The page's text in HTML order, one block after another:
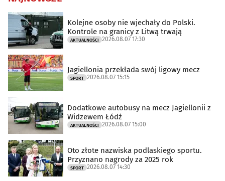
Kolejne osoby nie wjechały do Polski.
Kontrole na granicy z Litwą trwają
AKTUALNOŚCI 2026.08.07 17:30
Jagiellonia przekłada swój ligowy mecz
SPORT 2026.08.07 15:15
Dodatkowe autobusy na mecz Jagiellonii z
Widzewem Łódź
AKTUALNOŚCI 2026.08.07 15:00
Oto złote nazwiska podlaskiego sportu.
Przyznano nagrody za 2025 rok
SPORT 2026.08.07 14:30